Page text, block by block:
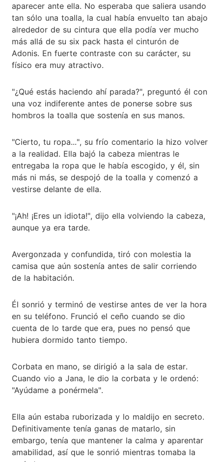
aparecer ante ella. No esperaba que saliera usando
tan sólo una toalla, la cual había envuelto tan abajo
alrededor de su cintura que ella podía ver mucho
más allá de su six pack hasta el cinturón de
Adonis. En fuerte contraste con su carácter, su
físico era muy atractivo.
"¿Qué estás haciendo ahí parada?", preguntó él con
una voz indiferente antes de ponerse sobre sus
hombros la toalla que sostenía en sus manos.
"Cierto, tu ropa...", su frío comentario la hizo volver
a la realidad. Ella bajó la cabeza mientras le
entregaba la ropa que le había escogido, y él, sin
más ni más, se despojó de la toalla y comenzó a
vestirse delante de ella.
"¡Ah! ¡Eres un idiota!", dijo ella volviendo la cabeza,
aunque ya era tarde.
Avergonzada y confundida, tiró con molestia la
camisa que aún sostenía antes de salir corriendo
de la habitación.
Él sonrió y terminó de vestirse antes de ver la hora
en su teléfono. Frunció el ceño cuando se dio
cuenta de lo tarde que era, pues no pensó que
hubiera dormido tanto tiempo.
Corbata en mano, se dirigió a la sala de estar.
Cuando vio a Jana, le dio la corbata y le ordenó:
"Ayúdame a ponérmela".
Ella aún estaba ruborizada y lo maldijo en secreto.
Definitivamente tenía ganas de matarlo, sin
embargo, tenía que mantener la calma y aparentar
amabilidad, así que le sonrió mientras tomaba la